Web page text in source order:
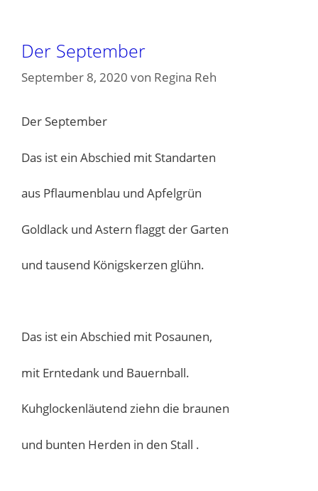
Der September
September 8, 2020 von Regina Reh
Der September
Das ist ein Abschied mit Standarten
aus Pflaumenblau und Apfelgrün
Goldlack und Astern flaggt der Garten
und tausend Königskerzen glühn.
Das ist ein Abschied mit Posaunen,
mit Erntedank und Bauernball.
Kuhglockenläutend ziehn die braunen
und bunten Herden in den Stall .